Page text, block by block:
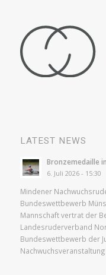
LATEST NEWS
Bronzemedaille
6. Juli 2026 - 15:30
Mindener
Bundeswettbewerb
Mannschaft vertrat der
Landesruderverband
Bundeswettbewerb der